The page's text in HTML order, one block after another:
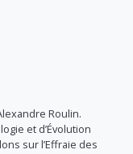
Roulin.
et d’Évolution
sur l’Effraie des